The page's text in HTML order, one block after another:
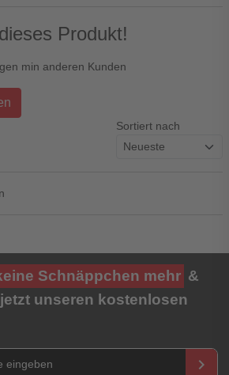
Produkt!
min anderen Kunden
Sortiert nach
Schnäppchen mehr &
unseren kostenlosen
keyboard_arrow_right